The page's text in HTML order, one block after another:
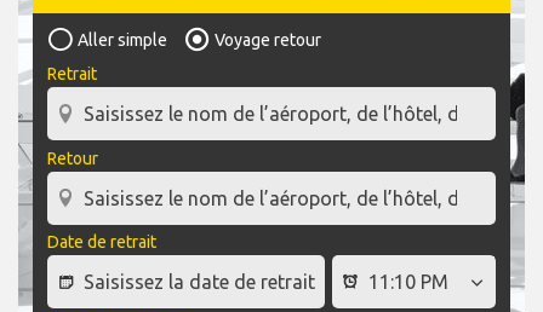
Aller simple
Voyage retour
Retrait
Retour
Date de retrait